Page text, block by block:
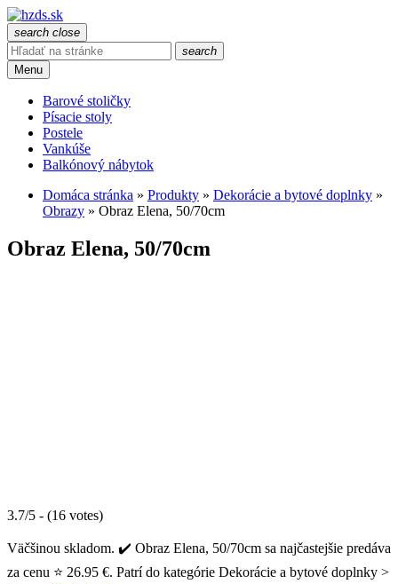
search close
search
Menu
Barové stoličky
Písacie stoly
Postele
Vankúše
Balkónový nábytok
Domáca stránka » Produkty » Dekorácie a bytové doplnky »
Obrazy » Obraz Elena, 50/70cm
Obraz Elena, 50/70cm
3.7/5 - (16 votes)
Väčšinou skladom. ✔️ Obraz Elena, 50/70cm sa najčastejšie predáva
za cenu ⭐ 26.95 €. Patrí do kategórie Dekorácie a bytové doplnky >